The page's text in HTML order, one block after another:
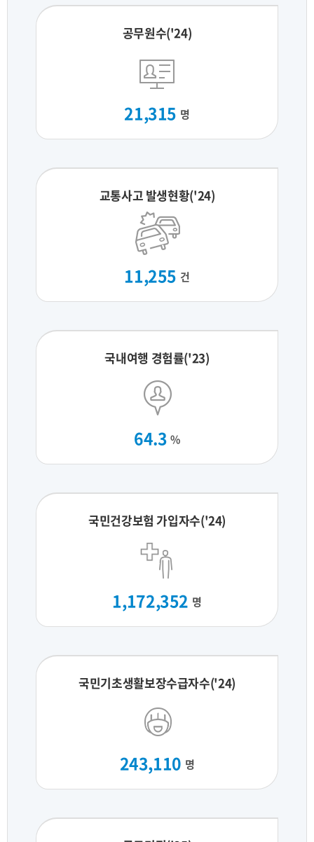
공무원수('24)
21,315 명
교통사고 발생현황('24)
11,255 건
국내여행 경험률('23)
64.3 %
국민건강보험 가입자수('24)
1,172,352 명
국민기초생활보장수급자수('24)
243,110 명